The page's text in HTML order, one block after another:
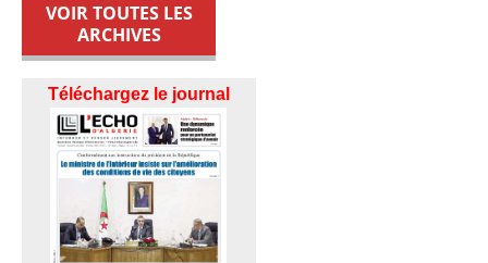
VOIR TOUTES LES
ARCHIVES